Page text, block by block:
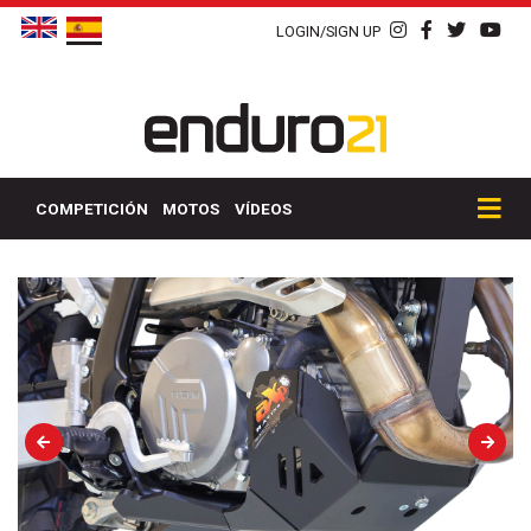
LOGIN/SIGN UP
COMPETICIÓN MOTOS VÍDEOS